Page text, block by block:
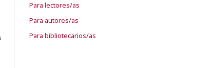
Para lectores/as
Para autores/as
Para bibliotecarios/as